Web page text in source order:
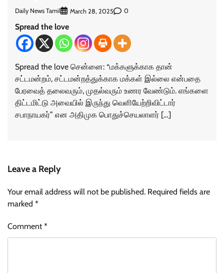
Daily News Tamil March 28, 2025 0
Spread the love
Spread the love சென்னை: “மக்களுக்காக தான்
சட்டமன்றம், சட்டமன்றத்துக்காக மக்கள் இல்லை என்பதை
பேரவைத் தலைவரும், முதல்வரும் உணர வேண்டும். எங்களை
திட்டமிட்டு அவையில் இருந்து வெளியேற்றிவிட்டார்
சபாநாயகர்” என அதிமுக பொதுச்செயலாளர் […]
Leave a Reply
Your email address will not be published. Required fields are
marked *
Comment*